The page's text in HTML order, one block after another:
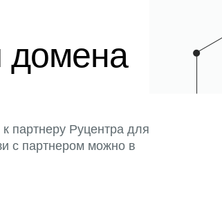
домена
партнеру Руцентра для
с партнером можно в